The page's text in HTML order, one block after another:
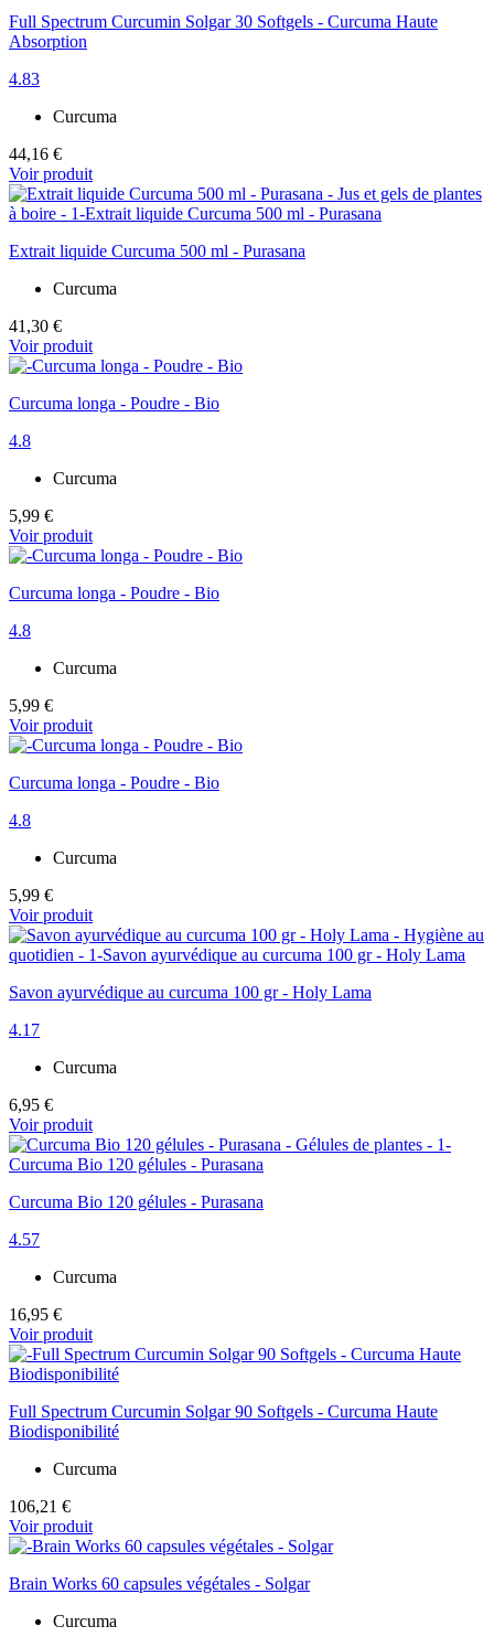
Full Spectrum Curcumin Solgar 30 Softgels - Curcuma Haute
Absorption
4.83
Curcuma
44,16 €
Voir produit
Extrait liquide Curcuma 500 ml - Purasana
Curcuma
41,30 €
Voir produit
Curcuma longa - Poudre - Bio
4.8
Curcuma
5,99 €
Voir produit
Curcuma longa - Poudre - Bio
4.8
Curcuma
5,99 €
Voir produit
Curcuma longa - Poudre - Bio
4.8
Curcuma
5,99 €
Voir produit
Savon ayurvédique au curcuma 100 gr - Holy Lama
4.17
Curcuma
6,95 €
Voir produit
Curcuma Bio 120 gélules - Purasana
4.57
Curcuma
16,95 €
Voir produit
Full Spectrum Curcumin Solgar 90 Softgels - Curcuma Haute
Biodisponibilité
Curcuma
106,21 €
Voir produit
Brain Works 60 capsules végétales - Solgar
Curcuma